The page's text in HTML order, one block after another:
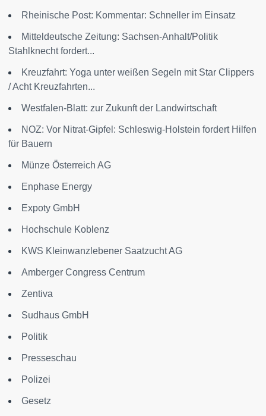
Rheinische Post: Kommentar: Schneller im Einsatz
Mitteldeutsche Zeitung: Sachsen-Anhalt/Politik
Stahlknecht fordert...
Kreuzfahrt: Yoga unter weißen Segeln mit Star Clippers
/ Acht Kreuzfahrten...
Westfalen-Blatt: zur Zukunft der Landwirtschaft
NOZ: Vor Nitrat-Gipfel: Schleswig-Holstein fordert Hilfen
für Bauern
Münze Österreich AG
Enphase Energy
Expoty GmbH
Hochschule Koblenz
KWS Kleinwanzlebener Saatzucht AG
Amberger Congress Centrum
Zentiva
Sudhaus GmbH
Politik
Presseschau
Polizei
Gesetz